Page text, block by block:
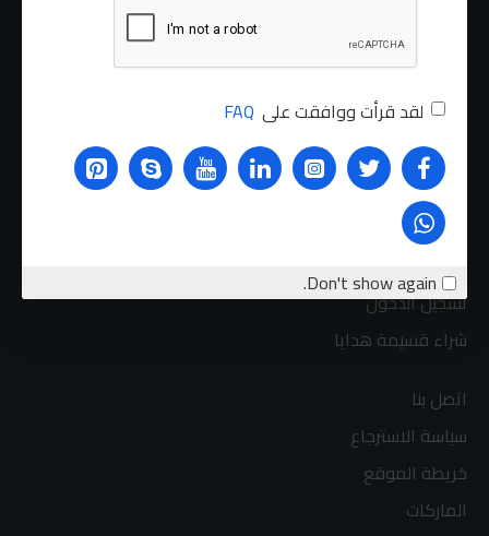
لقد قرأت ووافقت على FAQ
Don't show again.
سياسة الخصوصية
الطلبات
حسابي
الطلبات
تسجيل الدخول
شراء قسيمة هدايا
اتصل بنا
سياسة الاسترجاع
خريطة الموقع
الماركات